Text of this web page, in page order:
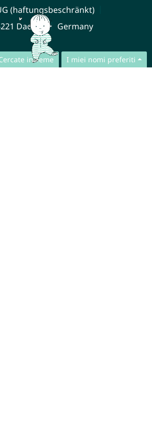
insieme I miei nomi preferiti
(haftungsbeschränkt)
Dachau Germany